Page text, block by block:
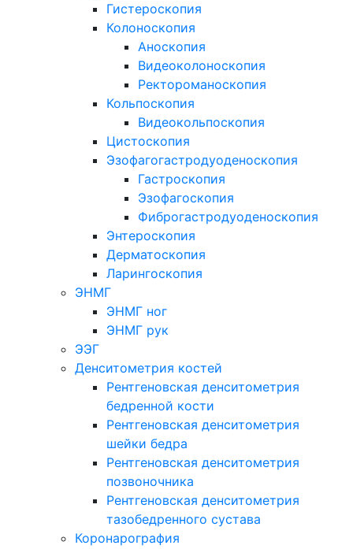
Гистероскопия
Колоноскопия
Аноскопия
Видеоколоноскопия
Ректороманоскопия
Кольпоскопия
Видеокольпоскопия
Цистоскопия
Эзофагогастродуоденоскопия
Гастроскопия
Эзофагоскопия
Фиброгастродуоденоскопия
Энтероскопия
Дерматоскопия
Ларингоскопия
ЭНМГ
ЭНМГ ног
ЭНМГ рук
ЭЭГ
Денситометрия костей
Рентгеновская денситометрия
бедренной кости
Рентгеновская денситометрия
шейки бедра
Рентгеновская денситометрия
позвоночника
Рентгеновская денситометрия
тазобедренного сустава
Коронарография